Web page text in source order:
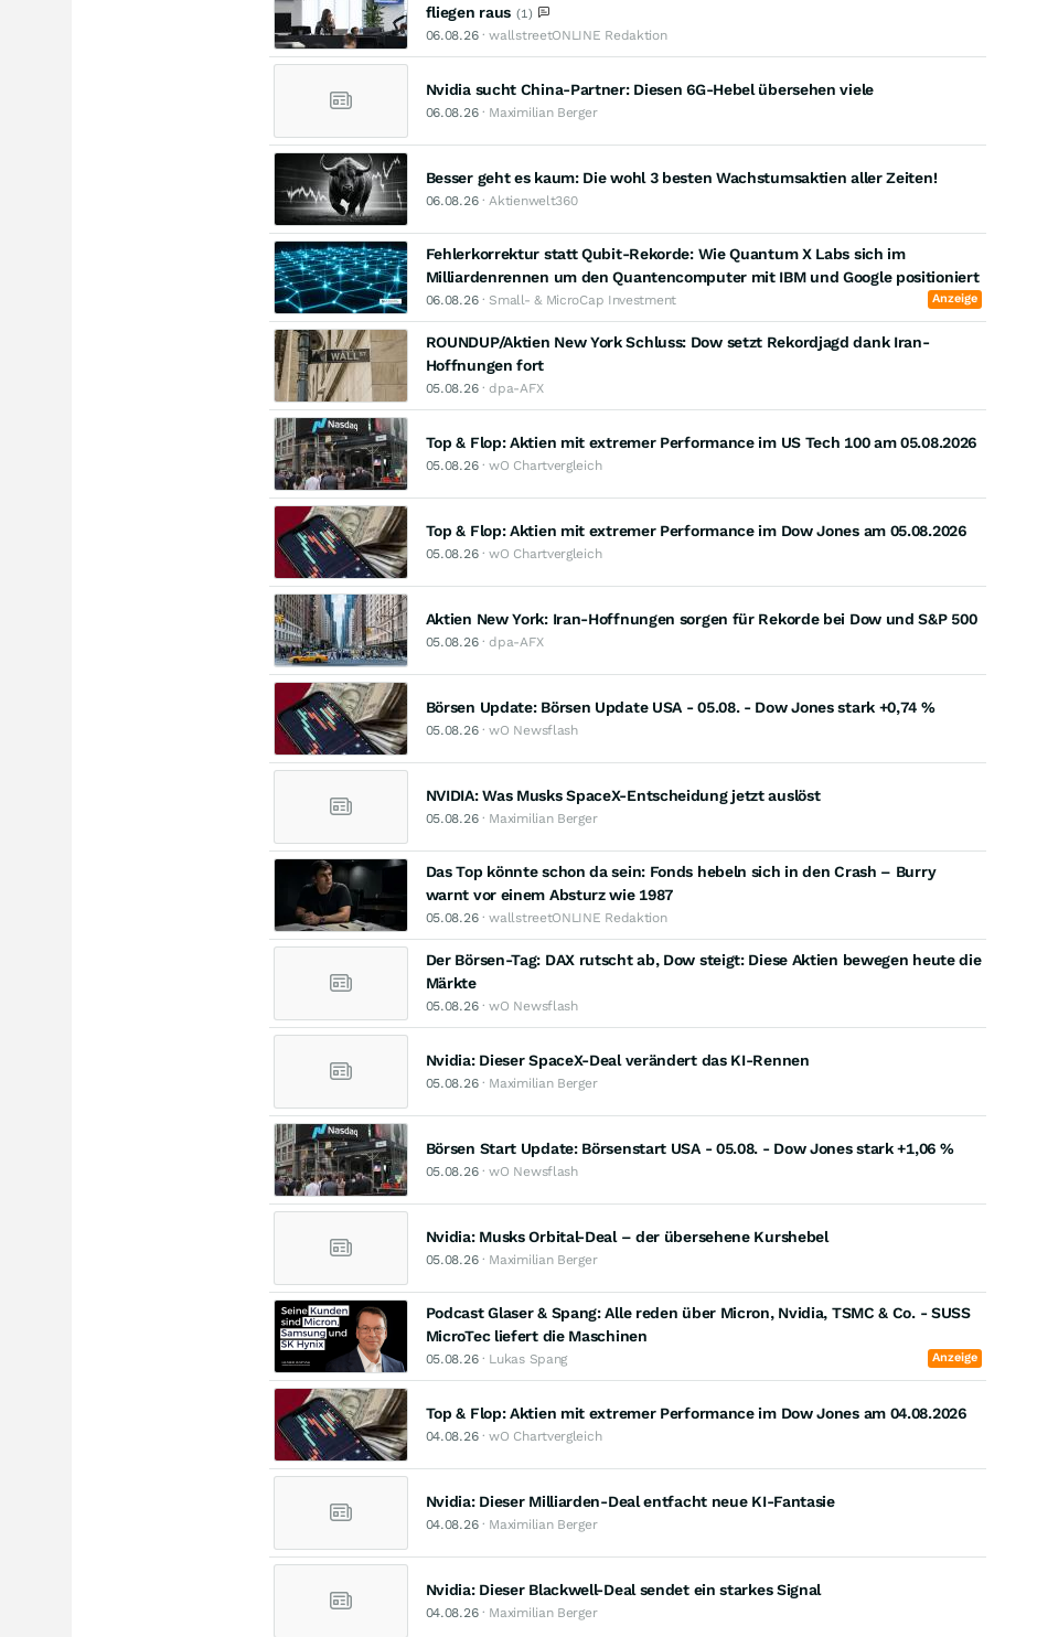
fliegen raus (1)
06.08.26· wallstreetONLINE Redaktion
Nvidia sucht China-Partner: Diesen 6G-Hebel übersehen viele
06.08.26· Maximilian Berger
Besser geht es kaum: Die wohl 3 besten Wachstumsaktien aller Zeiten!
06.08.26· Aktienwelt360
Fehlerkorrektur statt Qubit-Rekorde: Wie Quantum X Labs sich im
Milliardenrennen um den Quantencomputer mit IBM und Google positioniert
06.08.26· Small- & MicroCap Investment Anzeige
ROUNDUP/Aktien New York Schluss: Dow setzt Rekordjagd dank Iran-
Hoffnungen fort
05.08.26· dpa-AFX
Top & Flop: Aktien mit extremer Performance im US Tech 100 am 05.08.2026
05.08.26· wO Chartvergleich
Top & Flop: Aktien mit extremer Performance im Dow Jones am 05.08.2026
05.08.26· wO Chartvergleich
Aktien New York: Iran-Hoffnungen sorgen für Rekorde bei Dow und S&P 500
05.08.26· dpa-AFX
Börsen Update: Börsen Update USA - 05.08. - Dow Jones stark +0,74 %
05.08.26· wO Newsflash
NVIDIA: Was Musks SpaceX-Entscheidung jetzt auslöst
05.08.26· Maximilian Berger
Das Top könnte schon da sein: Fonds hebeln sich in den Crash – Burry
warnt vor einem Absturz wie 1987
05.08.26· wallstreetONLINE Redaktion
Der Börsen-Tag: DAX rutscht ab, Dow steigt: Diese Aktien bewegen heute die
Märkte
05.08.26· wO Newsflash
Nvidia: Dieser SpaceX-Deal verändert das KI-Rennen
05.08.26· Maximilian Berger
Börsen Start Update: Börsenstart USA - 05.08. - Dow Jones stark +1,06 %
05.08.26· wO Newsflash
Nvidia: Musks Orbital-Deal – der übersehene Kurshebel
05.08.26· Maximilian Berger
Podcast Glaser & Spang: Alle reden über Micron, Nvidia, TSMC & Co. - SUSS
MicroTec liefert die Maschinen
05.08.26· Lukas Spang Anzeige
Top & Flop: Aktien mit extremer Performance im Dow Jones am 04.08.2026
04.08.26· wO Chartvergleich
Nvidia: Dieser Milliarden-Deal entfacht neue KI-Fantasie
04.08.26· Maximilian Berger
Nvidia: Dieser Blackwell-Deal sendet ein starkes Signal
04.08.26· Maximilian Berger